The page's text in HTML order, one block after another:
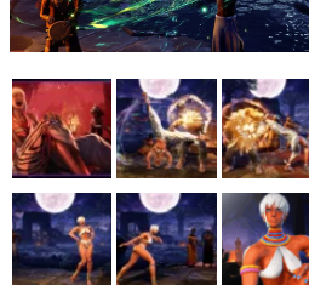
運営：株式会社マレ